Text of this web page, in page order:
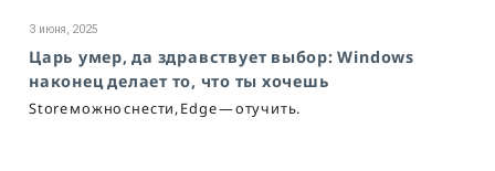
3 июня, 2025
Царь умер, да здравствует выбор: Windows
наконец делает то, что ты хочешь
Store можно снести, Edge — отучить.